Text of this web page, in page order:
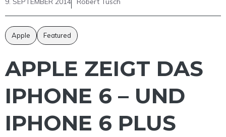
Apple Featured
APPLE ZEIGT DAS
IPHONE 6 – UND
IPHONE 6 PLUS